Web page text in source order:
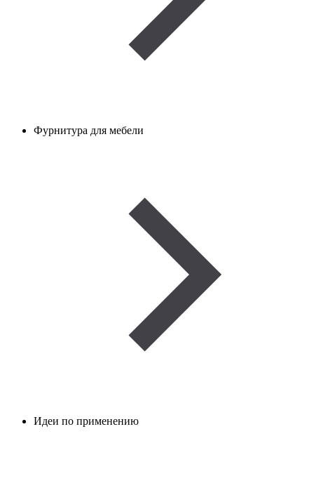
Фурнитура для мебели
Идеи по применению